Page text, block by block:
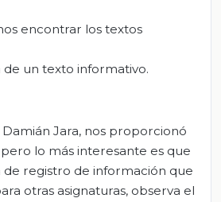
encontrar los textos
de un texto informativo.
Damián Jara, nos proporcionó
lo más interesante es que
registro de información que
otras asignaturas, observa el